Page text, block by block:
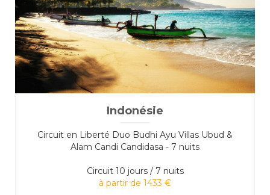
Indonésie
Circuit en Liberté Duo Budhi Ayu Villas Ubud &
Alam Candi Candidasa - 7 nuits
Circuit 10 jours / 7 nuits
à partir de 1433 €